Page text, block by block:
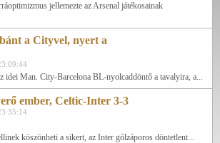
jellemezte az Arsenal játékosainak
a Cityvel, nyert a
idei Man. City-Barcelona BL-nyolcaddöntő a tavalyira, a...
ember, Celtic-Inter 3-3
köszönheti a sikert, az Inter gólzáporos döntetlent...